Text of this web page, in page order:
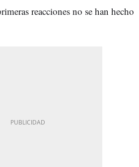
reacciones no se han hecho